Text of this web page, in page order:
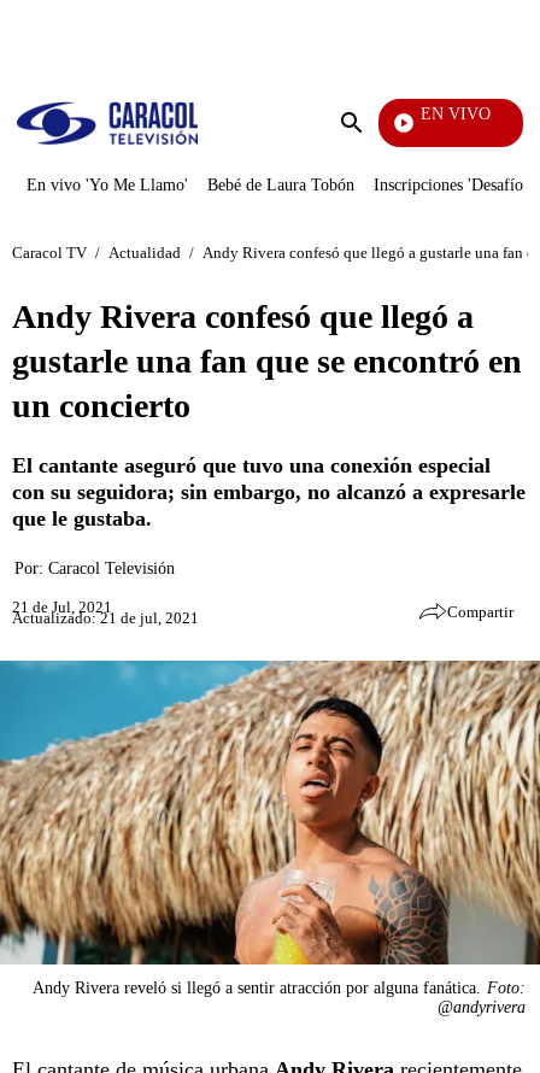
Enviar
EN VIVO
Noticias Caracol
En vivo 'Yo Me Llamo' Bebé de Laura Tobón Inscripciones 'Desafío'
Caracol TV / Actualidad / Andy Rivera confesó que llegó a gustarle una fan
Andy Rivera confesó que llegó a
gustarle una fan que se encontró en
un concierto
El cantante aseguró que tuvo una conexión especial
con su seguidora; sin embargo, no alcanzó a expresarle
que le gustaba.
Por: Caracol Televisión
21 de Jul, 2021
Actualizado: 21 de jul, 2021 Compartir
Andy Rivera reveló si llegó a sentir atracción por alguna fanática.
Foto:
@andyrivera